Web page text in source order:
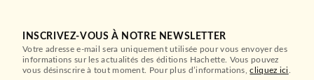
INSCRIVEZ-VOUS À NOTRE NEWSLETTER
Votre adresse e-mail sera uniquement utilisée pour vous envoyer des
informations sur les actualités des éditions Hachette. Vous pouvez
vous désinscrire à tout moment. Pour plus d’informations,cliquez ici